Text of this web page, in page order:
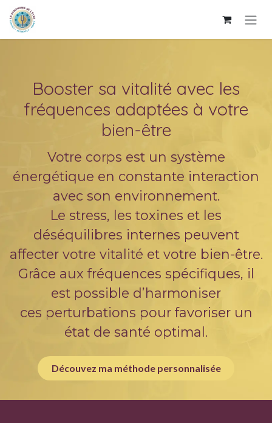
Se rendre au contenu
Booster sa vitalité avec les
fréquences adaptées à votre
bien-être
Votre corps est un système
énergétique en constante interaction
avec son environnement.
Le stress, les toxines et les
déséquilibres internes peuvent
affecter votre vitalité et votre bien-être.
Grâce aux fréquences spécifiques, il
est possible d’harmoniser
ces perturbations pour favoriser un
état de santé optimal.​
Découvez ma méthode personnalisée